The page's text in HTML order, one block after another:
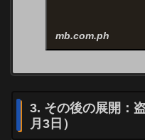
mb.com.ph
3. その後の展開：
月3日）